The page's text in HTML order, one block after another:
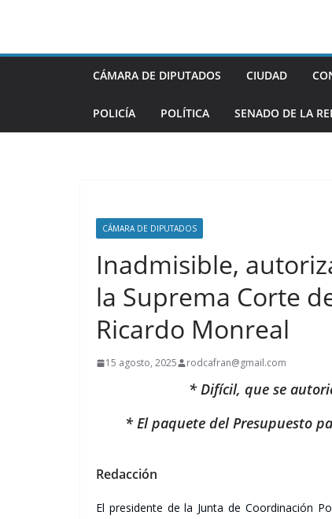
contenido
CÁMARA DE DIPUTADOS CIUDAD
POLICÍA POLÍTICA SENADO DE LA
CÁMARA DE DIPUTADOS
Inadmisible,
la Suprema Corte
Ricardo Monreal
15 agosto, 2025 rodcafran@gmail.com
* Difícil, que se
* El paquete del Presupuesto
Redacción
El presidente de la Junta de Coordinación